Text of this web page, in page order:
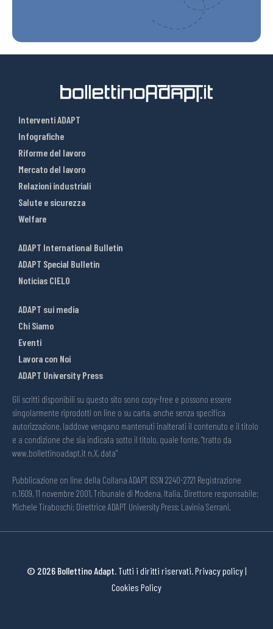
Interventi ADAPT
Infografiche
Riforme del lavoro
Mercato del lavoro
Relazioni industriali
Salute e sicurezza
Welfare
ADAPT International Bulletin
ADAPT Special Bulletin
Noticias CIELO
ADAPT sui media
Chi Siamo
Eventi
Lavora con Noi
ADAPT University Press
Gli scritti disponibili su questo sito sono copy-free e possono essere
singolarmente riprodotti on line o su carta, anche senza specifica
autorizzazione, laddove vengano mantenuti inalterati il contenuto e il titolo
e a condizione che sia indicata sotto il titolo, quale fonte, “tratto da
www.bollettinoadapt.it n.X, data“
Pubblicazione on line della Collana ADAPT ISSN 2240-2721 Registrazione
n.1609, 11 novembre 2001, Tribunale di Modena, Italia. Direttore responsabile:
Michele Tiraboschi; Direttrice ADAPT University Press: Lavinia Serrani.
© 2026 Bollettino Adapt.Tutti i diritti riservati.Privacy policy|
Cookies Policy